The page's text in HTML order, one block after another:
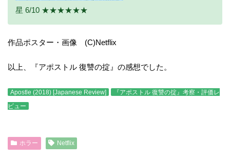
星 6/10 ★★★★★★
作品ポスター・画像 (C)Netflix
以上、『アポストル 復讐の掟』の感想でした。
Apostle (2018) [Japanese Review]
『アポストル 復讐の掟』考察・評価レ
ビュー
ホラー Netflix